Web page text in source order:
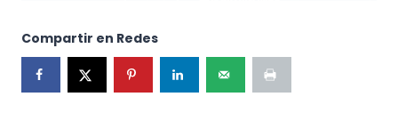
Compartir en Redes